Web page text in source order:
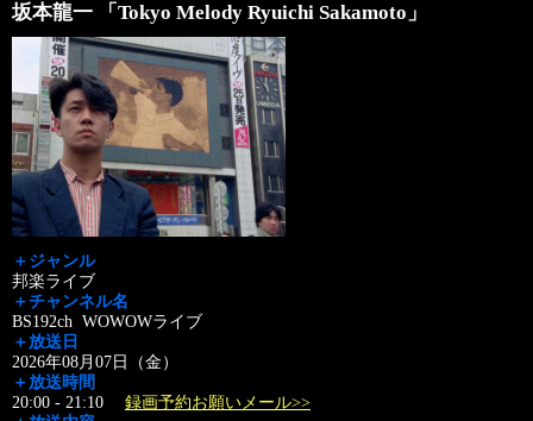
坂本龍一 「Tokyo Melody Ryuichi Sakamoto」
＋ジャンル
邦楽ライブ
＋チャンネル名
BS192ch WOWOWライブ
＋放送日
2026年08月07日（金）
＋放送時間
20:00 - 21:10 録画予約お願いメール>>